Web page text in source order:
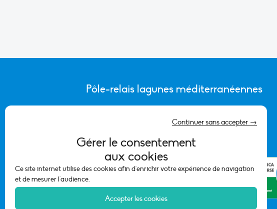
Gérer le consentement
aux cookies
Ce site internet utilise des cookies afin d'enrichir votre expérience de navigation
et de mesurer l'audience.
Accepter les cookies
Continuer sans accepter →
Pôle-relais lagunes méditerranéennes
CONTACTER L’ÉQUIPE DU PÔLE